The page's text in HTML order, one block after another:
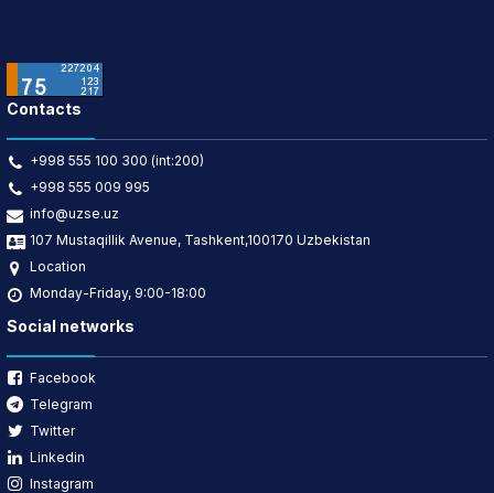
Contacts
+998 555 100 300 (int:200)
+998 555 009 995
info@uzse.uz
107 Mustaqillik Avenue, Tashkent,100170 Uzbekistan
Location
Monday-Friday, 9:00-18:00
Social networks
Facebook
Telegram
Twitter
Linkedin
Instagram